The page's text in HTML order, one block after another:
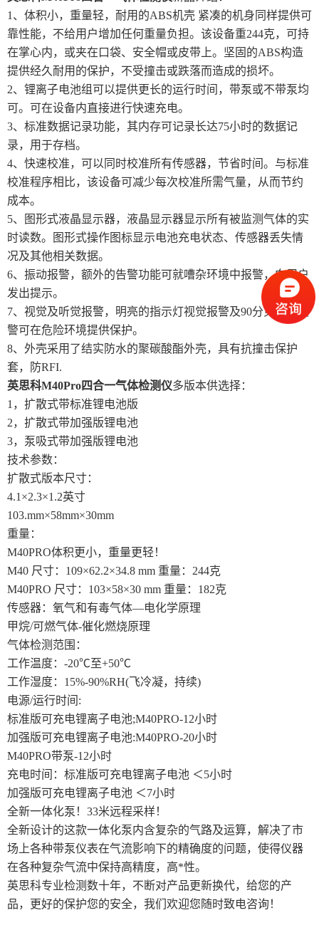
1、体积小，重量轻，耐用的ABS机壳 紧凑的机身同样提供可
靠性能，不给用户增加任何重量负担。该设备重244克，可持
在掌心内，或夹在口袋、安全帽或皮带上。坚固的ABS构造
提供经久耐用的保护，不受撞击或跌落而造成的损坏。
2、锂离子电池组可以提供更长的运行时间，带泵或不带泵均
可。可在设备内直接进行快速充电。
3、标准数据记录功能，其内存可记录长达75小时的数据记
录，用于存档。
4、快速校准，可以同时校准所有传感器，节省时间。与标准
校准程序相比，该设备可减少每次校准所需气量，从而节约
成本。
5、图形式液晶显示器，液晶显示器显示所有被监测气体的实
时读数。图形式操作图标显示电池充电状态、传感器丢失情
况及其他相关数据。
6、振动报警，额外的告警功能可就嘈杂环境中报警，向用户
发出提示。
7、视觉及听觉报警，明亮的指示灯视觉报警及90分贝听觉报
警可在危险环境提供保护。
8、外壳采用了结实防水的聚碳酸酯外壳，具有抗撞击保护
套，防RFI.
英思科M40Pro四合一气体检测仪多版本供选择：
1，扩散式带标准锂电池版
2，扩散式带加强版锂电池
3，泵吸式带加强版锂电池
技术参数：
扩散式版本尺寸：
4.1×2.3×1.2英寸
103.mm×58mm×30mm
重量：
M40PRO体积更小，重量更轻！
M40 尺寸：109×62.2×34.8 mm 重量：244克
M40PRO 尺寸：103×58×30 mm 重量：182克
传感器：氧气和有毒气体—电化学原理
甲烷/可燃气体-催化燃烧原理
气体检测范围：
工作温度：-20℃至+50℃
工作湿度：15%-90%RH(飞冷凝，持续)
电源/运行时间:
标准版可充电锂离子电池;M40PRO-12小时
加强版可充电锂离子电池:M40PRO-20小时
M40PRO带泵-12小时
充电时间：标准版可充电锂离子电池 ＜5小时
加强版可充电锂离子电池 ＜7小时
全新一体化泵！33米远程采样！
全新设计的这款一体化泵内含复杂的气路及运算，解决了市
场上各种带泵仪表在气流影响下的精确度的问题，使得仪器
在各种复杂气流中保持高精度，高*性。
英思科专业检测数十年，不断对产品更新换代，给您的产
品，更好的保护您的安全，我们欢迎您随时致电咨询！